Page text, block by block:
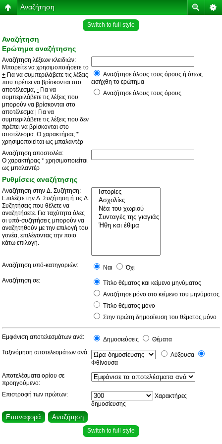
Αναζήτηση
Switch to full style
Αναζήτηση
Ερώτημα αναζήτησης
Αναζήτηση λέξεων κλειδιών:
Μπορείτε να χρησιμοποιήσετε το
+ Για να συμπεριλάβετε τις λέξεις
που πρέπει να βρίσκονται στο
αποτέλεσμα, - Για να
συμπεριλάβετε τις λέξεις που
μπορούν να βρίσκονται στο
αποτέλεσμα
Για να
συμπεριλάβετε τις λέξεις που δεν
πρέπει να βρίσκονται στο
αποτέλεσμα. Ο χαρακτήρας *
χρησιμοποιείται ως μπαλαντέρ
Αναζήτησε όλους τους όρους ή όπως
εισήχθη το ερώτημα
Αναζήτησε όλους τους όρους
Αναζήτηση αποστολέα:
Ο χαρακτήρας * χρησιμοποιείται
ως μπαλαντέρ
Ρυθμίσεις αναζήτησης
Αναζήτηση στην Δ. Συζήτηση:
Επιλέξτε την Δ. Συζήτηση ή τις Δ.
Συζητήσεις που θέλετε να
αναζητήσετε. Για ταχύτητα όλες
οι υπό-συζητήσεις μπορούν να
αναζητηθούν με την επιλογή του
γονέα, επιλέγοντας την ποιο
κάτω επιλογή.
Αναζήτηση υπό-κατηγοριών: Ναι
Όχι
Αναζήτηση σε:
Τίτλο θέματος και κείμενο μηνύματος
Αναζήτησε μόνο στο κείμενο του μηνύματος
Τίτλο θέματος μόνο
Στην πρώτη δημοσίευση του θέματος μόνο
Εμφάνιση αποτελεσμάτων ανά: Δημοσιεύσεις
Θέματα
Ταξινόμηση αποτελεσμάτων ανά:
Αύξουσα
Φθίνουσα
Αποτελέσματα ορίου σε
προηγούμενο:
Επιστροφή των πρώτων:
Χαρακτήρες
δημοσίευσης
Switch to full style